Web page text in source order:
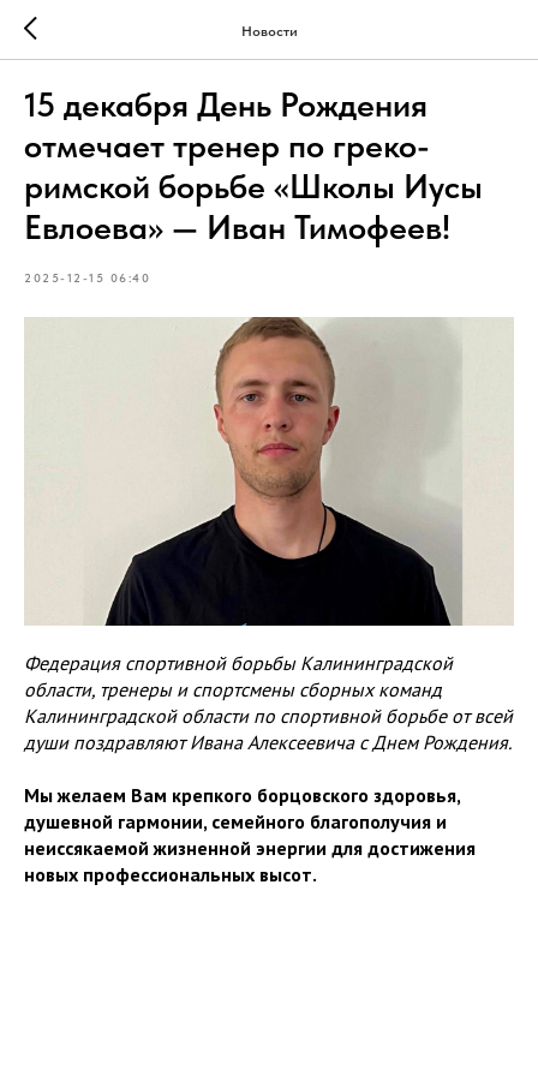
Новости
15 декабря День Рождения
отмечает тренер по греко-
римской борьбе «Школы Иусы
Евлоева» — Иван Тимофеев!
2025-12-15 06:40
Федерация спортивной борьбы Калининградской
области, тренеры и спортсмены сборных команд
Калининградской области по спортивной борьбе от всей
души поздравляют Ивана Алексеевича с Днем Рождения.
Мы желаем Вам крепкого борцовского здоровья,
душевной гармонии, семейного благополучия и
неиссякаемой жизненной энергии для достижения
новых профессиональных высот.